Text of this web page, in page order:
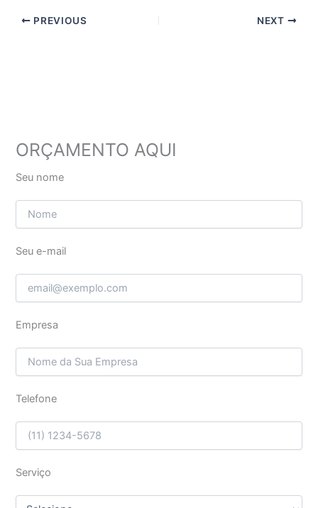
PREVIOUS NEXT
ORÇAMENTO AQUI
Seu nome
Seu e-mail
Empresa
Telefone
Serviço